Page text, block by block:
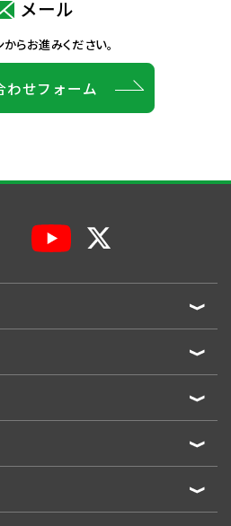
メール
らお進みください。
わせフォーム